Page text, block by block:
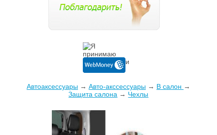
Автоаксессуары→ Авто-акссессуары→ В салон →
Защита салона → Чехлы